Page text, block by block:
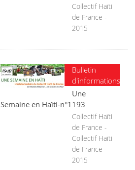
Collectif Haïti
de France -
2015
Bulletin
d'informations
Une
Semaine en Haïti-n°1193
Collectif Haïti
de France -
Collectif Haïti
de France -
2015